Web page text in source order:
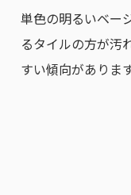
単色の明るいベー
るタイルの方が汚
すい傾向があります